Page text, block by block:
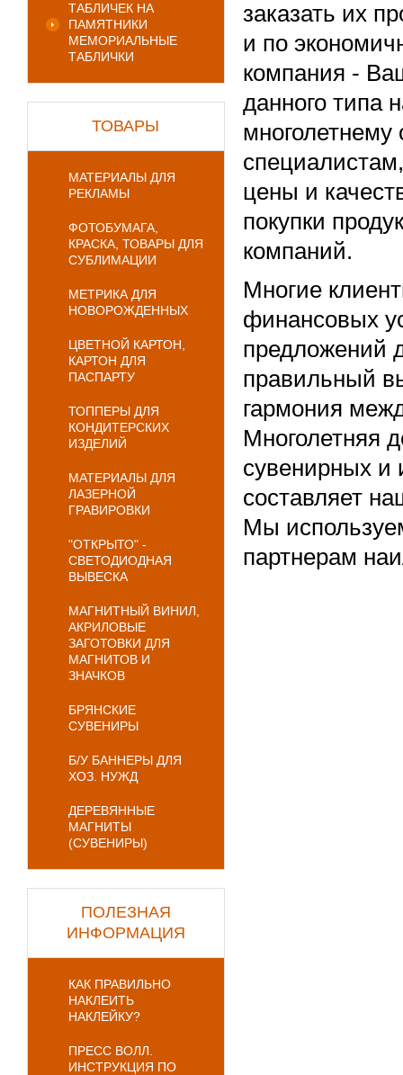
ТАБЛИЧЕК НА
ПАМЯТНИКИ
МЕМОРИАЛЬНЫЕ
ТАБЛИЧКИ
ТОВАРЫ
МАТЕРИАЛЫ ДЛЯ
РЕКЛАМЫ
ФОТОБУМАГА,
КРАСКА, ТОВАРЫ ДЛЯ
СУБЛИМАЦИИ
МЕТРИКА ДЛЯ
НОВОРОЖДЕННЫХ
ЦВЕТНОЙ КАРТОН,
КАРТОН ДЛЯ
ПАСПАРТУ
ТОППЕРЫ ДЛЯ
КОНДИТЕРСКИХ
ИЗДЕЛИЙ
МАТЕРИАЛЫ ДЛЯ
ЛАЗЕРНОЙ
ГРАВИРОВКИ
"ОТКРЫТО" -
СВЕТОДИОДНАЯ
ВЫВЕСКА
МАГНИТНЫЙ ВИНИЛ,
АКРИЛОВЫЕ
ЗАГОТОВКИ ДЛЯ
МАГНИТОВ И
ЗНАЧКОВ
БРЯНСКИЕ
СУВЕНИРЫ
Б/У БАННЕРЫ ДЛЯ
ХОЗ. НУЖД
ДЕРЕВЯННЫЕ
МАГНИТЫ
(СУВЕНИРЫ)
ПОЛЕЗНАЯ
ИНФОРМАЦИЯ
КАК ПРАВИЛЬНО
НАКЛЕИТЬ
НАКЛЕЙКУ?
ПРЕСС ВОЛЛ.
ИНСТРУКЦИЯ ПО
заказать их
и по
компания -
данного типа
цены и
покупки
компаний.
Многие
финансовых
предложений
правильный
гармония
Многолетняя
сувенирных и
составляет
Мы
партнерам